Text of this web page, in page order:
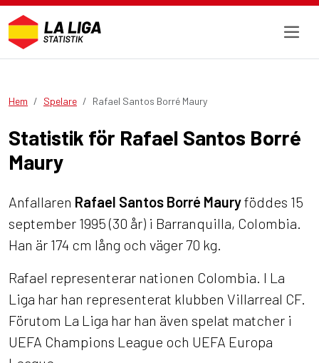
Hem Spelare Rafael Santos Borré Maury
Statistik för Rafael Santos Borré
Maury
Anfallaren Rafael Santos Borré Mauryföddes 15
september 1995 (30 år) i Barranquilla, Colombia.
Han är 174 cm lång och väger 70 kg.
Rafael representerar nationen Colombia. I La
Liga har han representerat klubben Villarreal CF.
Förutom La Liga har han även spelat matcher i
UEFA Champions League och UEFA Europa